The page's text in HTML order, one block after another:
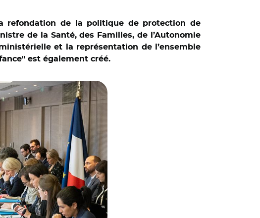
refondation de la politique de protection de
de la Santé, des Familles, de l’Autonomie
et la représentation de l’ensemble
est également créé.